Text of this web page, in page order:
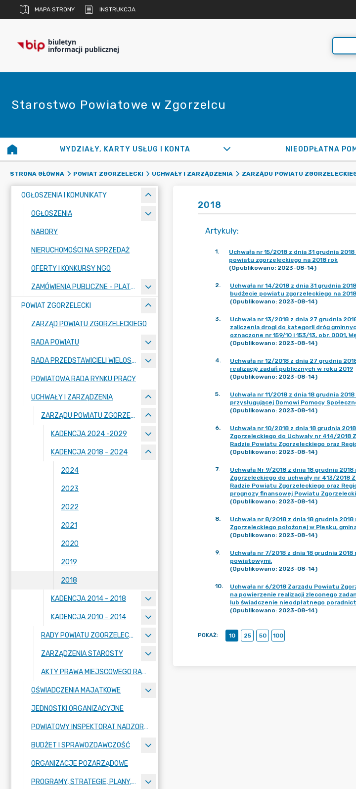
MAPA STRONY INSTRUKCJA
biuletyn
informacji publicznej
Starostwo Powiatowe w Zgorzelcu
WYDZIAŁY, KARTY USŁUG I KONTA NIEODPŁATNA
STRONA GŁÓWNA POWIAT ZGORZELECKI UCHWAŁY I ZARZĄDZENIA ZARZĄDU POWIATU
OGŁOSZENIA I KOMUNIKATY
OGŁOSZENIA
NABORY
NIERUCHOMOŚCI NA SPRZEDAŻ
OFERTY I KONKURSY NGO
ZAMÓWIENIA PUBLICZNE - PLATFORMA ZAKUPOWA
POWIAT ZGORZELECKI
ZARZĄD POWIATU ZGORZELECKIEGO
RADA POWIATU
RADA PRZEDSTAWICIELI WIELOSPECJALISTYCZNEGO ZESPOŁU OPIEKI ZDROWOTNEJ "BOLESŁAWIEC-ZGORZELEC" SAMODZIELNEGO PUBLICZNEGO ZAKŁADU OPIEKI ZDROWOTNEJ
POWIATOWA RADA RYNKU PRACY
UCHWAŁY I ZARZĄDZENIA
ZARZĄDU POWIATU ZGORZELECKIEGO
KADENCJA 2024 -2029
KADENCJA 2018 - 2024
2024
2023
2022
2021
2020
2019
2018
KADENCJA 2014 - 2018
KADENCJA 2010 - 2014
RADY POWIATU ZGORZELECKIEGO
ZARZĄDZENIA STAROSTY
AKTY PRAWA MIEJSCOWEGO RADY POWIATU ZGORZELECKIEGO
OŚWIADCZENIA MAJĄTKOWE
JEDNOSTKI ORGANIZACYJNE
POWIATOWY INSPEKTORAT NADZORU BUDOWLANEGO
BUDŻET I SPRAWOZDAWCZOŚĆ
ORGANIZACJE POZARZĄDOWE
PROGRAMY, STRATEGIE, PLANY, RAPORTY
2018
Artykuły:
1.
Uchwała nr 15/2018 z dnia 31 grudnia
powiatu zgorzeleckiego na 2018 rok
(Opublikowano: 2023-08-14)
2.
Uchwała nr 14/2018 z dnia 31 grudnia
budżecie powiatu zgorzeleckiego na
(Opublikowano: 2023-08-14)
3.
Uchwała nr 13/2018 z dnia 27 grudnia
zaliczenia drogi do kategorii dróg
oznaczone nr 159/10 i 153/13, obr. 0001,
(Opublikowano: 2023-08-14)
4.
Uchwała nr 12/2018 z dnia 27 grudnia
realizację zadań publicznych w roku 2019
(Opublikowano: 2023-08-14)
5.
Uchwała nr 11/2018 z dnia 18 grudnia
przysługującej Domowi Pomocy
(Opublikowano: 2023-08-14)
6.
Uchwała nr 10/2018 z dnia 18 grudnia
Zgorzeleckiego do Uchwały nr 414/
Radzie Powiatu Zgorzeleckiego oraz
(Opublikowano: 2023-08-14)
7.
Uchwała Nr 9/2018 z dnia 18 grudnia
Zgorzeleckiego do uchwały nr 413/2018
Radzie Powiatu Zgorzeleckiego oraz
prognozy finansowej Powiatu
(Opublikowano: 2023-08-14)
8.
Uchwała nr 8/2018 z dnia 18 grudnia
Zgorzeleckiego położonej w Piesku,
(Opublikowano: 2023-08-14)
9.
Uchwała nr 7/2018 z dnia 18 grudnia
powiatowymi.
(Opublikowano: 2023-08-14)
10.
Uchwała nr 6/2018 Zarządu Powiatu
na powierzenie realizacji zleconego
lub świadczenie nieodpłatnego
(Opublikowano: 2023-08-14)
POKAŻ: 10 25 50 100